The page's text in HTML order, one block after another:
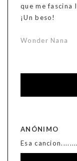
que me fascina
¡Un beso!
Wonder Nana
ANÓNIMO
Esa